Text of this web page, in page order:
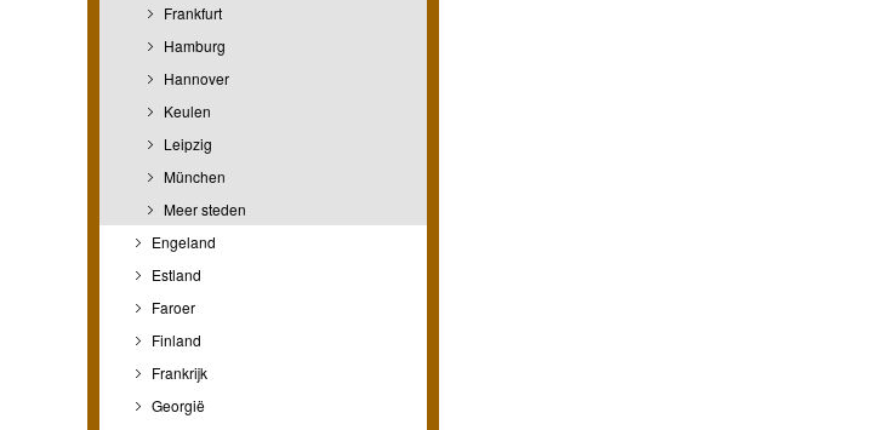
Frankfurt
Hamburg
Hannover
Keulen
Leipzig
München
Meer steden
Engeland
Estland
Faroer
Finland
Frankrijk
Georgië